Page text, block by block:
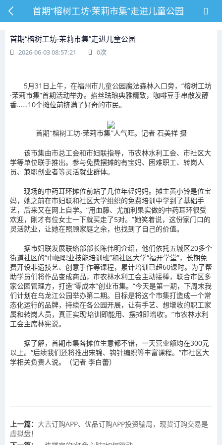
首期“榕树工坊·茉莉市集”走进儿童公园
首期“榕树工坊·茉莉市集”走进儿童公园
2026-06-03 08:57:21 0次
5月31日上午，在福州市儿童公园魔法森林入口旁，“榕树工坊
·茉莉市集”首期活动举办。掐丝珐琅典雅精致，咖啡豆手串散发醇
香……10个摊位前挤满了好奇的市民。
首期“榕树工坊·茉莉市集”人气旺。记者 石美祥 摄
该市集由市总工会和市妇联指导，市农林水利工会、市社区大
学等单位联手推出。参与免费摆摊的有宝妈、困难职工、转岗人
员、兼职创业者等灵活就业群体。
现场的中药耳环摊位前站了几位年轻妈妈。摊主黄小铃是位宝
妈，她之前在市妇联和社区大学组织的免费培训中学到了基础手
艺，后来又在网上自学。“用血藤、尤加利果实做的中药耳环很受
欢迎，刚才有位女士一下就买走了5对。”她笑着说，这份家门口的
灵活就业，让她在照顾家庭之余，也找到了自己的价值。
据市妇联发展联络部部长陈伟明介绍，他们依托五城区20多个
街道社区的“巾帼职业技能培训班”和社区大学“福开学堂”，长期免
费开设非遗技艺、创意手作等课程，累计培训已超60课时。为了帮
助学员们将作品变成商品，市农林水利工会主动接棒，联合市区多
家公园管理方，打造“零成本”创业市集。“今天是第一期，下周末我
们计划在乌龙江公园举办第二期。目标是将这个市集打造成一个常
态化运行的品牌，持续在各公园开展，让有手艺、想增收的职工家
属和转岗人员，真正实现‘培训即能用、摆摊即增收’。”市农林水利
工会主席林宪说。
据了解，首期市集各摊位生意都不错，一天营业额均在300元
以上。“后续我们还将推出宋锦、钩针编织等丰富课程。”市社区大
学相关负责人说。（记者 李白蕾）
上一篇： 大吉订购APP、优品订购APP投资骗局，现货订购交易是
虚拟盘！